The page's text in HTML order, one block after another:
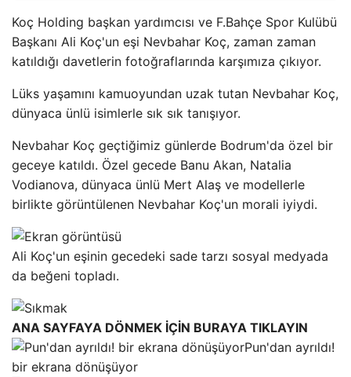
Koç Holding başkan yardımcısı ve F.Bahçe Spor Kulübü
Başkanı Ali Koç'un eşi Nevbahar Koç, zaman zaman
katıldığı davetlerin fotoğraflarında karşımıza çıkıyor.
Lüks yaşamını kamuoyundan uzak tutan Nevbahar Koç,
dünyaca ünlü isimlerle sık sık tanışıyor.
Nevbahar Koç geçtiğimiz günlerde Bodrum'da özel bir
geceye katıldı. Özel gecede Banu Akan, Natalia
Vodianova, dünyaca ünlü Mert Alaş ve modellerle
birlikte görüntülenen Nevbahar Koç'un morali iyiydi.
Ali Koç'un eşinin gecedeki sade tarzı sosyal medyada
da beğeni topladı.
ANA SAYFAYA DÖNMEK İÇİN BURAYA TIKLAYIN
Pun'dan ayrıldı!
bir ekrana dönüşüyor